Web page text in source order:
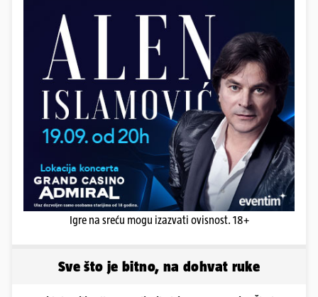
Igre na sreću mogu izazvati ovisnost. 18+
Sve što je bitno, na dohvat ruke